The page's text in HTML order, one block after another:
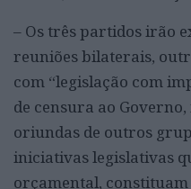
– Os três partidos irão
reuniões bilaterais,
com “legislação com
de censura ao
oriundas de outros
iniciativas legislativas
orçamental,